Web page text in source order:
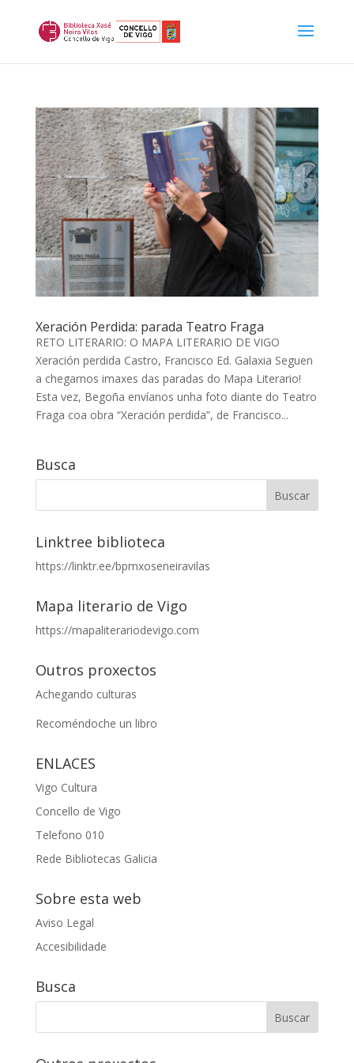
Xeración Perdida: parada Teatro Fraga
RETO LITERARIO: O MAPA LITERARIO DE VIGO
Xeración perdida Castro, Francisco Ed. Galaxia Seguen
a chegarnos imaxes das paradas do Mapa Literario!
Esta vez, Begoña envíanos unha foto diante do Teatro
Fraga coa obra “Xeración perdida”, de Francisco...
Busca
Linktree biblioteca
https://linktr.ee/bpmxoseneiravilas
Mapa literario de Vigo
https://mapaliterariodevigo.com
Outros proxectos
Achegando culturas
Recoméndoche un libro
ENLACES
Vigo Cultura
Concello de Vigo
Telefono 010
Rede Bibliotecas Galicia
Sobre esta web
Aviso Legal
Accesibilidade
Busca